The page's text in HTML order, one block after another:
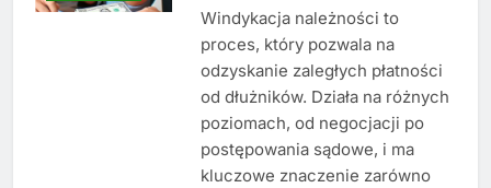
Windykacja należności to
proces, który pozwala na
odzyskanie zaległych płatności
od dłużników. Działa na różnych
poziomach, od negocjacji po
postępowania sądowe, i ma
kluczowe znaczenie zarówno